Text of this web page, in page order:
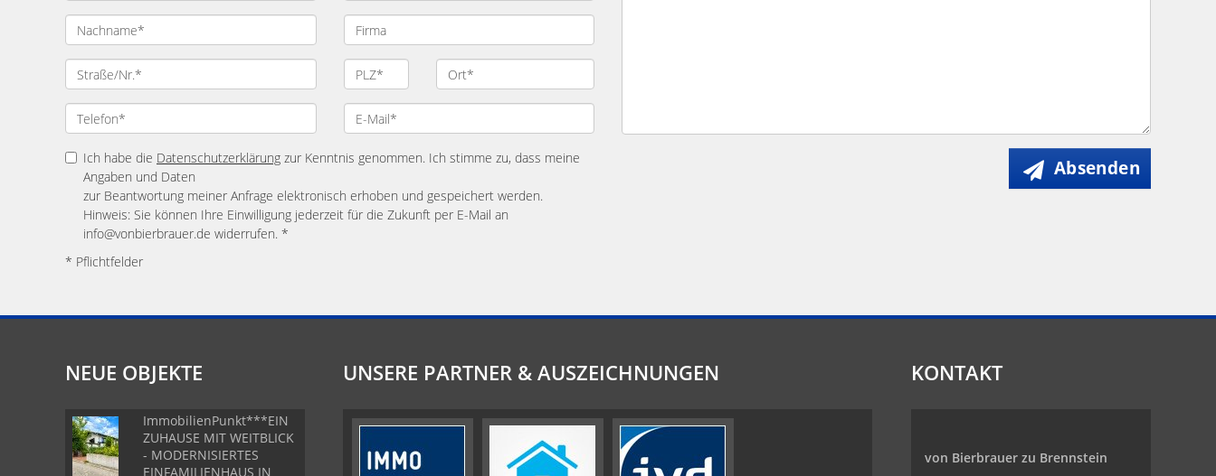
Ich habe die Datenschutzerklärung zur Kenntnis genommen. Ich stimme zu, dass meine
Angaben und Daten
zur Beantwortung meiner Anfrage elektronisch erhoben und gespeichert werden.
Hinweis: Sie können Ihre Einwilligung jederzeit für die Zukunft per E-Mail an
info@vonbierbrauer.de widerrufen. *
* Pflichtfelder
Absenden
NEUE OBJEKTE
ImmobilienPunkt***EIN
ZUHAUSE MIT WEITBLICK
- MODERNISIERTES
EINFAMILIENHAUS IN
UNSERE PARTNER & AUSZEICHNUNGEN KONTAKT
von Bierbrauer zu Brennstein